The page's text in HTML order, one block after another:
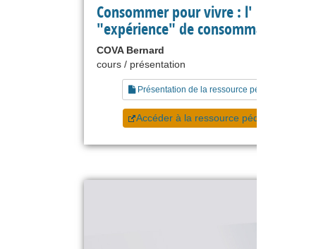
Consommer pour vivre : l'
"expérience" de consommation
COVA Bernard
cours / présentation
Présentation de la ressource pédagogique
Accéder à la ressource pédagogique